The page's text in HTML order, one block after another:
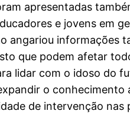
apresentadas
e jovens em
angariou
que podem afetar
lidar com o idoso do
o conhecimento
de intervenção